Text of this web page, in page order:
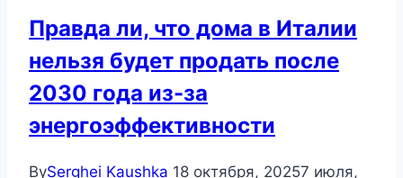
Правда ли, что дома в Италии
нельзя будет продать после
2030 года из-за
энергоэффективности
BySerghei Kaushka 18 октября, 20257 июля,